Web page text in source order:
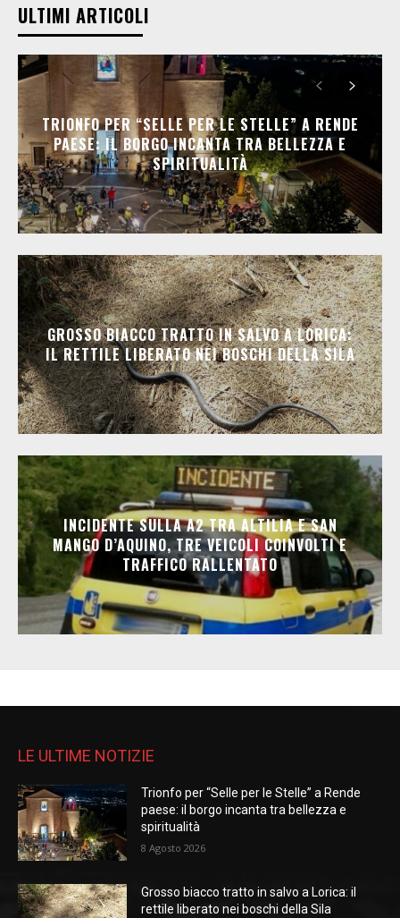
ULTIMI ARTICOLI
TRIONFO PER “SELLE PER LE STELLE” A RENDE
PAESE: IL BORGO INCANTA TRA BELLEZZA E
SPIRITUALITÀ
GROSSO BIACCO TRATTO IN SALVO A LORICA:
IL RETTILE LIBERATO NEI BOSCHI DELLA SILA
INCIDENTE SULLA A2 TRA ALTILIA E SAN
MANGO D’AQUINO, TRE VEICOLI COINVOLTI E
TRAFFICO RALLENTATO
LE ULTIME NOTIZIE
Trionfo per “Selle per le Stelle” a Rende
paese: il borgo incanta tra bellezza e
spiritualità
8 Agosto 2026
Grosso biacco tratto in salvo a Lorica: il
rettile liberato nei boschi della Sila